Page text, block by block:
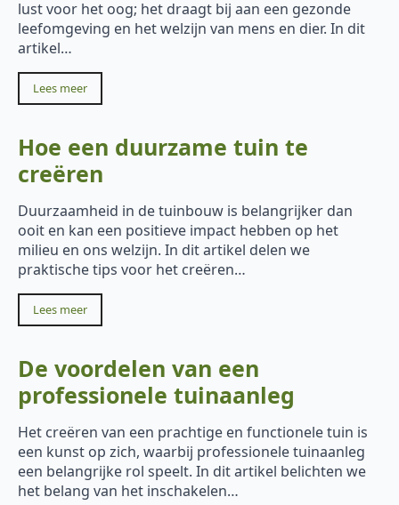
lust voor het oog; het draagt bij aan een gezonde
leefomgeving en het welzijn van mens en dier. In dit
artikel…
Lees meer
Hoe een duurzame tuin te
creëren
Duurzaamheid in de tuinbouw is belangrijker dan
ooit en kan een positieve impact hebben op het
milieu en ons welzijn. In dit artikel delen we
praktische tips voor het creëren…
Lees meer
De voordelen van een
professionele tuinaanleg
Het creëren van een prachtige en functionele tuin is
een kunst op zich, waarbij professionele tuinaanleg
een belangrijke rol speelt. In dit artikel belichten we
het belang van het inschakelen…